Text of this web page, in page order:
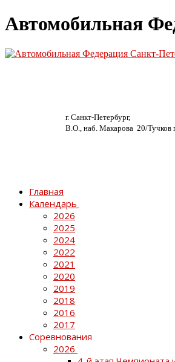
Автомобильная
г. Санкт-Петербург,
В.О., наб. Макарова 20/Тучков
Главная
Календарь
2026
2025
2024
2022
2021
2020
2019
2018
2016
2017
Соревнования
2026